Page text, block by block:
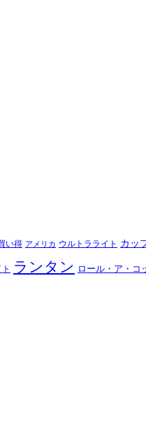
い得 アメリカ ウルトラライト カッ
ランタン ロール・ア・コ